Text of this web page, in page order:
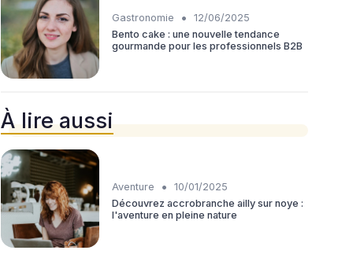
Gastronomie •
12/06/2025
Bento cake : une nouvelle tendance
gourmande pour les professionnels B2B
À lire aussi
Aventure •
10/01/2025
Découvrez accrobranche ailly sur noye :
l'aventure en pleine nature